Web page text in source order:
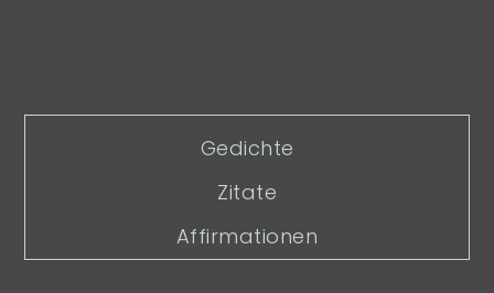
Gedichte
Zitate
Affirmationen